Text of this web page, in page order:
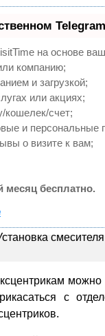
на основе
компанию;
и загрузкой;
или акциях;
кошелек/счет;
и персональные
о визите к вам;
бесплатно.
с